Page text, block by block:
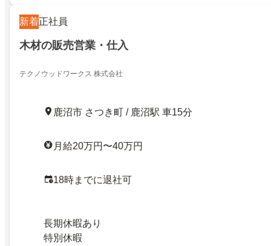
新着正社員
木材の販売営業・仕入
テクノウッドワークス 株式会社
鹿沼市 さつき町 / 鹿沼駅 車15分
月給20万円〜40万円
18時までに退社可
長期休暇あり
特別休暇